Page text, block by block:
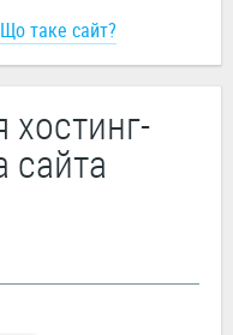
Що таке сайт?
хостинг-
сайта